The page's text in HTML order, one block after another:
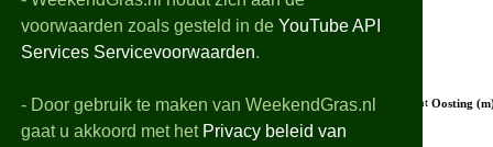
voorwaarden zoals gesteld in deYouTube API
Services Servicevoorwaarden.
- Door gebruik te maken van WeekendGras.nl
gaat u akkoord met het Privacy beleid van
28' Oosting